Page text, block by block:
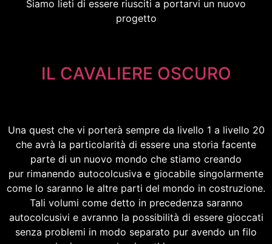
Siamo lieti di essere riusciti a portarvi un nuovo
progetto
IL CAVALIERE OSCURO
Una quest che vi porterà sempre da livello 1 a livello 20
che avrà la particolarità di essere una storia facente
parte di un nuovo mondo che stiamo creando
pur rimanendo autocolcusiva e giocabile singolarmente
come lo saranno le altre parti del mondo in costruzione.
Tali volumi come detto in precedenza saranno
autocolcusivi e avranno la possibilità di essere gioccati
senza problemi in modo separato pur avendo un filo